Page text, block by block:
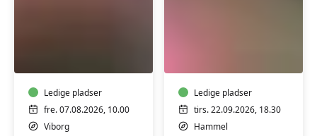
Ledige pladser
fre. 07.08.2026, 10.00
Viborg
Ofeig
&
ko
Ledige pladser
tirs. 22.09.2026, 18.30
Hammel